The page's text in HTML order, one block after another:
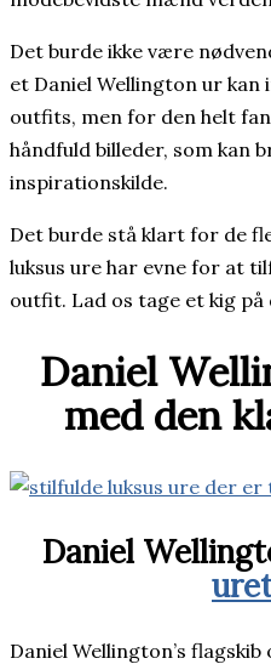
Det burde ikke være
et Daniel Wellington ur kan
outfits, men for den helt
håndfuld billeder, som kan
inspirationskilde.
Det burde stå klart for de
luksus ure har evne for at
outfit. Lad os tage et kig
Daniel
med den
Daniel
Daniel Wellington’s